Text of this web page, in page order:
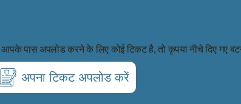
आपके पास अपलोड करने के लिए कोई टिकट है, तो कृपया नीचे दिए गए
अपना टिकट अपलोड करें